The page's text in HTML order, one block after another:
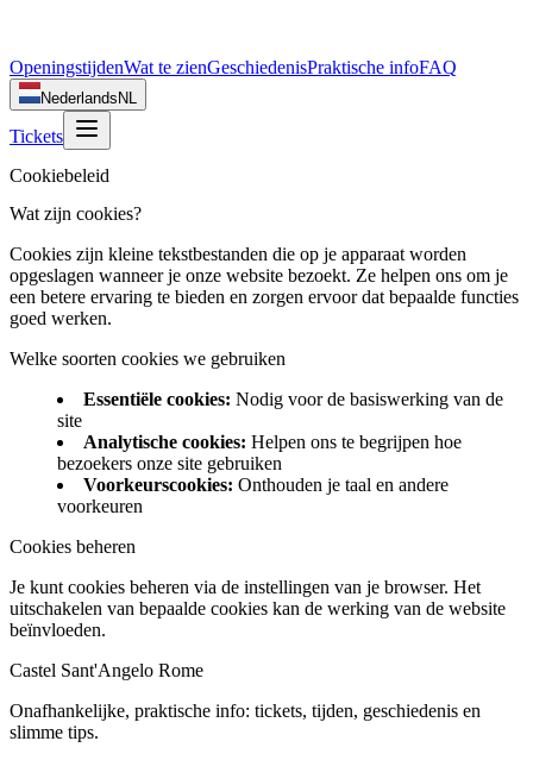
OpeningstijdenWat te zienGeschiedenisPraktische infoFAQ
Nederlands NL
Tickets
Cookiebeleid
Wat zijn cookies?
Cookies zijn kleine tekstbestanden die op je apparaat worden
opgeslagen wanneer je onze website bezoekt. Ze helpen ons om je
een betere ervaring te bieden en zorgen ervoor dat bepaalde functies
goed werken.
Welke soorten cookies we gebruiken
Essentiële cookies: Nodig voor de basiswerking van de
site
Analytische cookies: Helpen ons te begrijpen hoe
bezoekers onze site gebruiken
Voorkeurscookies: Onthouden je taal en andere
voorkeuren
Cookies beheren
Je kunt cookies beheren via de instellingen van je browser. Het
uitschakelen van bepaalde cookies kan de werking van de website
beïnvloeden.
Castel Sant'Angelo Rome
Onafhankelijke, praktische info: tickets, tijden, geschiedenis en
slimme tips.